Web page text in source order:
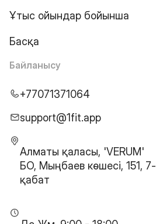
Ұтыс ойындар бойынша
Басқа
Байланысу
+77071371064
support@1fit.app
Алматы қаласы, 'VERUM'
БО, Мыңбаев көшесі, 151, 7-
қабат